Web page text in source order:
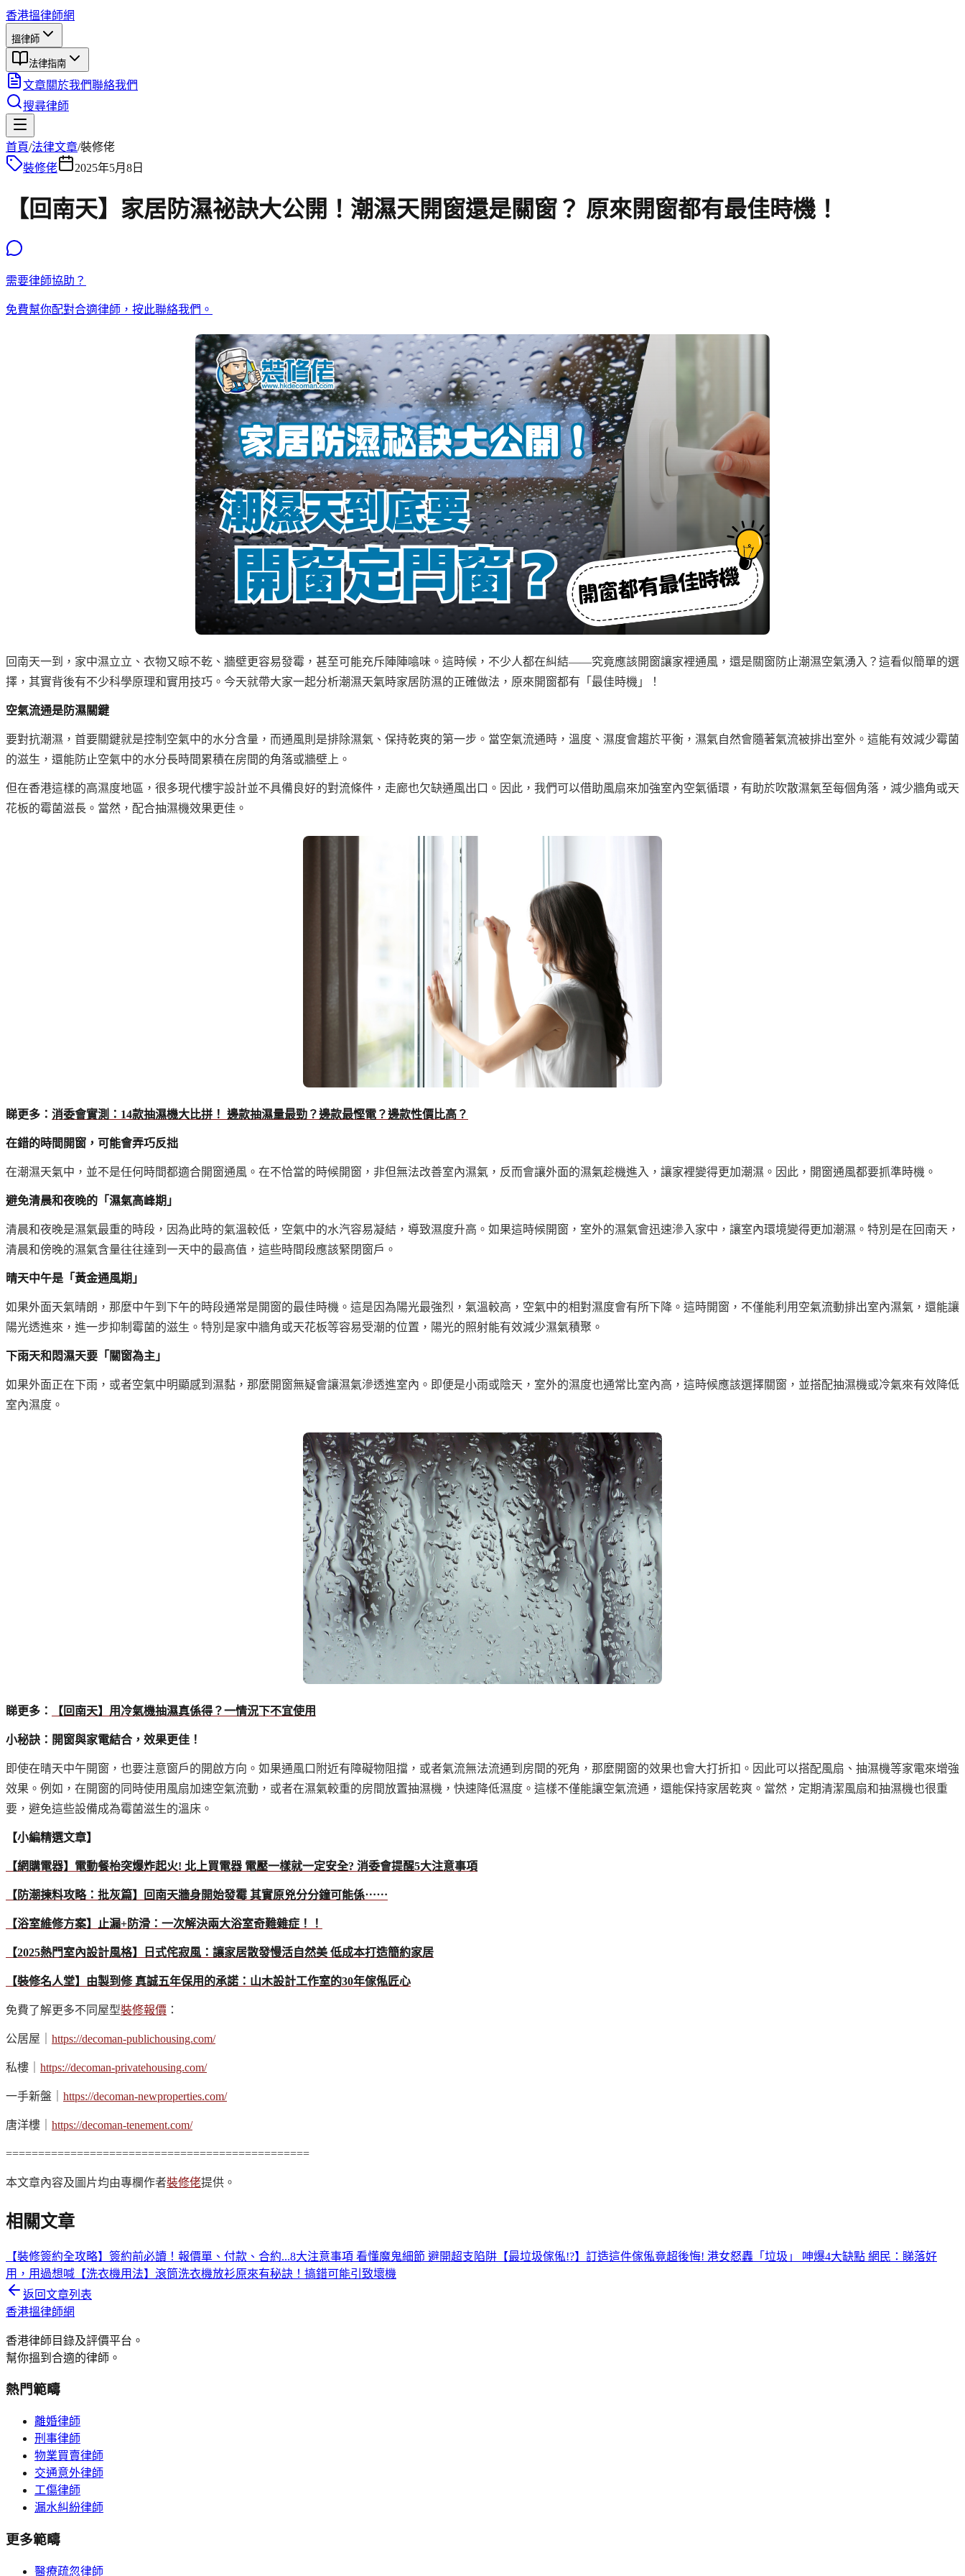
香港搵律師網
搵律師
法律指南
文章關於我們聯絡我們
搜尋律師
首頁/法律文章/裝修佬
裝修佬
2025年5月8日
【回南天】家居防濕祕訣大公開！潮濕天開窗還是關窗？ 原來開窗都有最佳時機！
需要律師協助？
免費幫你配對合適律師，按此聯絡我們。
回南天一到，家中濕立立、衣物又晾不乾、牆壁更容易發霉，甚至可能充斥陣陣噏味。這時候，不少人都在糾結——究竟應該開窗讓家裡通風，還是關窗防止潮濕空氣湧入？這看似簡單的選
擇，其實背後有不少科學原理和實用技巧。今天就帶大家一起分析潮濕天氣時家居防濕的正確做法，原來開窗都有「最佳時機」！
空氣流通是防濕關鍵
要對抗潮濕，首要關鍵就是控制空氣中的水分含量，而通風則是排除濕氣、保持乾爽的第一步。當空氣流通時，溫度、濕度會趨於平衡，濕氣自然會隨著氣流被排出室外。這能有效減少霉菌
的滋生，還能防止空氣中的水分長時間累積在房間的角落或牆壁上。
但在香港這樣的高濕度地區，很多現代樓宇設計並不具備良好的對流條件，走廊也欠缺通風出口。因此，我們可以借助風扇來加強室內空氣循環，有助於吹散濕氣至每個角落，減少牆角或天
花板的霉菌滋長。當然，配合抽濕機效果更佳。
睇更多： 消委會實測：14款抽濕機大比拼！ 邊款抽濕量最勁？邊款最慳電？邊款性價比高？
在錯的時間開窗，可能會弄巧反拙
在潮濕天氣中，並不是任何時間都適合開窗通風。在不恰當的時候開窗，非但無法改善室內濕氣，反而會讓外面的濕氣趁機進入，讓家裡變得更加潮濕。因此，開窗通風都要抓準時機。
避免清晨和夜晚的「濕氣高峰期」
清晨和夜晚是濕氣最重的時段，因為此時的氣溫較低，空氣中的水汽容易凝結，導致濕度升高。如果這時候開窗，室外的濕氣會迅速滲入家中，讓室內環境變得更加潮濕。特別是在回南天，
清晨和傍晚的濕氣含量往往達到一天中的最高值，這些時間段應該緊閉窗戶。
晴天中午是「黃金通風期」
如果外面天氣晴朗，那麼中午到下午的時段通常是開窗的最佳時機。這是因為陽光最強烈，氣溫較高，空氣中的相對濕度會有所下降。這時開窗，不僅能利用空氣流動排出室內濕氣，還能讓
陽光透進來，進一步抑制霉菌的滋生。特別是家中牆角或天花板等容易受潮的位置，陽光的照射能有效減少濕氣積聚。
下雨天和悶濕天要「關窗為主」
如果外面正在下雨，或者空氣中明顯感到濕黏，那麼開窗無疑會讓濕氣滲透進室內。即便是小雨或陰天，室外的濕度也通常比室內高，這時候應該選擇關窗，並搭配抽濕機或冷氣來有效降低
室內濕度。
睇更多： 【回南天】用冷氣機抽濕真係得？一情況下不宜使用
小秘訣：開窗與家電結合，效果更佳！
即使在晴天中午開窗，也要注意窗戶的開啟方向。如果通風口附近有障礙物阻擋，或者氣流無法流通到房間的死角，那麼開窗的效果也會大打折扣。因此可以搭配風扇、抽濕機等家電來增強
效果。例如，在開窗的同時使用風扇加速空氣流動，或者在濕氣較重的房間放置抽濕機，快速降低濕度。這樣不僅能讓空氣流通，還能保持家居乾爽。當然，定期清潔風扇和抽濕機也很重
要，避免這些設備成為霉菌滋生的溫床。
【小編精選文章】
【網購電器】電動餐枱突爆炸起火! 北上買電器 電壓一樣就一定安全? 消委會提醒5大注意事項
【防潮揀料攻略：批灰篇】回南天牆身開始發霉 其實原兇分分鐘可能係⋯⋯
【浴室維修方案】止漏+防滑：一次解決兩大浴室奇難雜症！！
【2025熱門室內設計風格】日式侘寂風：讓家居散發慢活自然美 低成本打造簡約家居
【裝修名人堂】由製到修 真誠五年保用的承諾：山木設計工作室的30年傢俬匠心
免費了解更多不同屋型裝修報價 ：
公居屋｜ https://decoman-publichousing.com/
私樓｜ https://decoman-privatehousing.com/
一手新盤｜ https://decoman-newproperties.com/
唐洋樓｜ https://decoman-tenement.com/
===============================================
本文章內容及圖片均由專欄作者裝修佬提供。
相關文章
【裝修簽約全攻略】簽約前必讀！報價單、付款、合約...8大注意事項 看懂魔鬼細節 避開超支陷阱 【最垃圾傢俬!?】訂造這件傢俬竟超後悔! 港女怒轟「垃圾」 呻爆4大缺點 網民：睇落好
用，用過想喊 【洗衣機用法】滾筒洗衣機放衫原來有秘訣！搞錯可能引致壞機
返回文章列表
香港搵律師網
香港律師目錄及評價平台。
幫你搵到合適的律師。
熱門範疇
離婚律師
刑事律師
物業買賣律師
交通意外律師
工傷律師
漏水糾紛律師
更多範疇
醫療疏忽律師